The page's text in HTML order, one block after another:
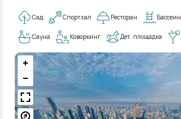
Сад Спортзал Ресторан Бассеин
Сауна Коворкинг Дет. площадка